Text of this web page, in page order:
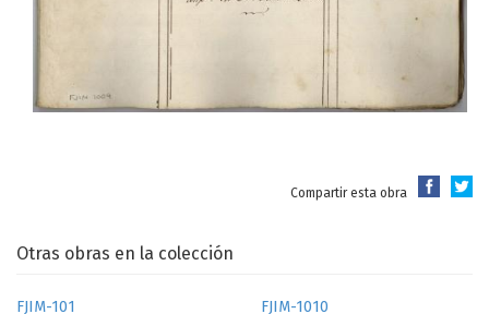
Compartir esta obra
Otras obras en la colección
FJIM-101 FJIM-1010